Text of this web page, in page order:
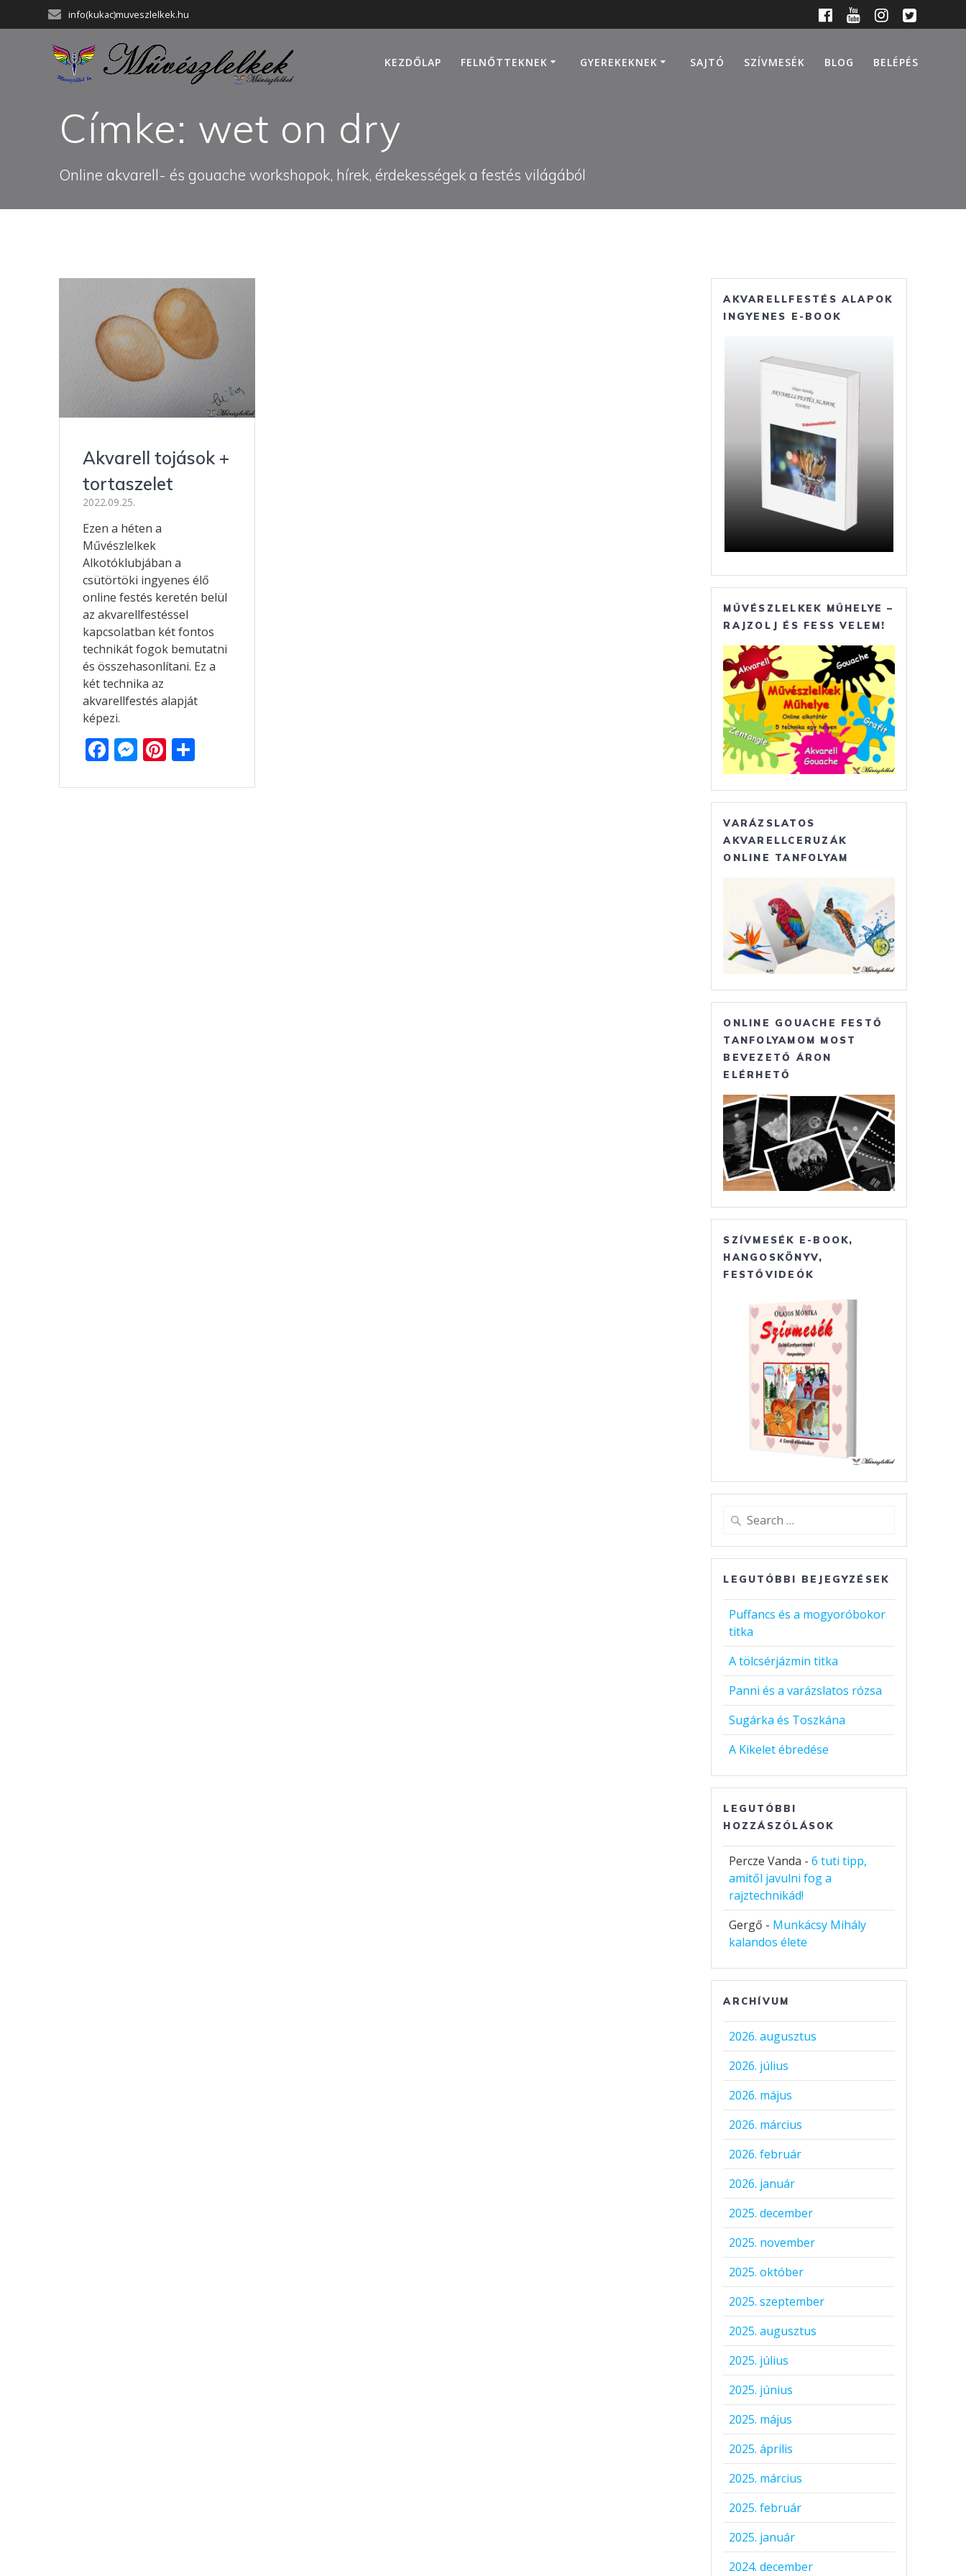
to
info(kukac)muveszlelkek.hu
KEZDŐLAP FELNŐTTEKNEK GYEREKEKNEK SAJTÓ SZÍVMESÉK BLOG BELÉPÉS
Címke: wet on dry
Online akvarell- és gouache workshopok, hírek, érdekességek a festés világából
Akvarell tojások +
tortaszelet
2022.09.25.
Ezen a héten a
Művészlelkek
Alkotóklubjában a
csütörtöki ingyenes élő
online festés keretén belül
az akvarellfestéssel
kapcsolatban két fontos
technikát fogok bemutatni
és összehasonlítani. Ez a
két technika az
akvarellfestés alapját
képezi.
F
e
M
ss
Pi
er za
AKVARELLFESTÉS ALAPOK
INGYENES E-BOOK
MŰVÉSZLELKEK MŰHELYE –
RAJZOLJ ÉS FESS VELEM!
VARÁZSLATOS
AKVARELLCERUZÁK
ONLINE TANFOLYAM
ONLINE GOUACHE FESTŐ
TANFOLYAMOM MOST
BEVEZETŐ ÁRON
ELÉRHETŐ
SZÍVMESÉK E-BOOK,
HANGOSKÖNYV,
FESTŐVIDEÓK
Search
LEGUTÓBBI BEJEGYZÉSEK
Puffancs és a mogyoróbokor
titka
A tölcsérjázmin titka
Panni és a varázslatos rózsa
Sugárka és Toszkána
A Kikelet ébredése
LEGUTÓBBI
HOZZÁSZÓLÁSOK
Percze Vanda -6 tuti tipp,
amitől javulni fog a
rajztechnikád!
Gergő - Munkácsy Mihály
kalandos élete
ARCHÍVUM
2026. augusztus
2026. július
2026. május
2026. március
2026. február
2026. január
2025. december
2025. november
2025. október
2025. szeptember
2025. augusztus
2025. július
2025. június
2025. május
2025. április
2025. március
2025. február
2025. január
2024. december